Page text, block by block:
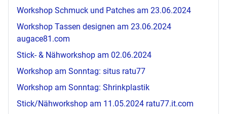
Workshop Schmuck und Patches am 23.06.2024
Workshop Tassen designen am 23.06.2024
augace81.com
Stick- & Nähworkshop am 02.06.2024
Workshop am Sonntag: situs ratu77
Workshop am Sonntag: Shrinkplastik
Stick/Nähworkshop am 11.05.2024 ratu77.it.com